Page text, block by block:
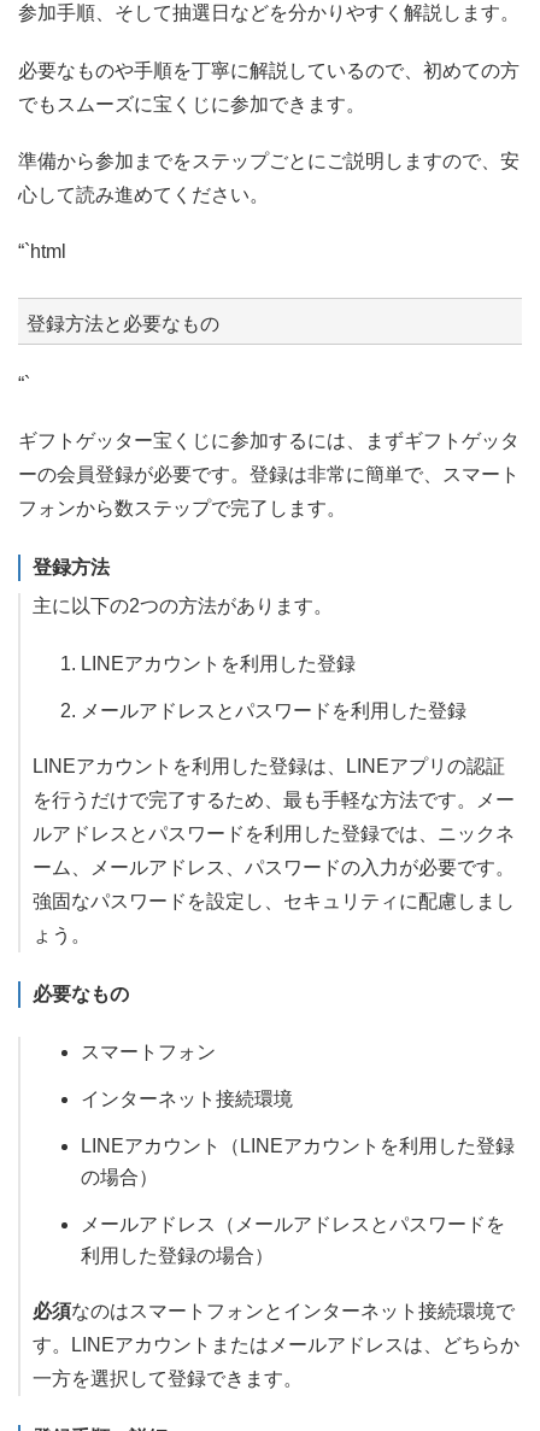
参加手順、そして抽選日などを分かりやすく解説します。
必要なものや手順を丁寧に解説しているので、初めての方
でもスムーズに宝くじに参加できます。
準備から参加までをステップごとにご説明しますので、安
心して読み進めてください。
“`html
登録方法と必要なもの
“`
ギフトゲッター宝くじに参加するには、まずギフトゲッタ
ーの会員登録が必要です。登録は非常に簡単で、スマート
フォンから数ステップで完了します。
登録方法
主に以下の2つの方法があります。
LINEアカウントを利用した登録
メールアドレスとパスワードを利用した登録
LINEアカウントを利用した登録は、LINEアプリの認証
を行うだけで完了するため、最も手軽な方法です。メー
ルアドレスとパスワードを利用した登録では、ニックネ
ーム、メールアドレス、パスワードの入力が必要です。
強固なパスワードを設定し、セキュリティに配慮しまし
ょう。
必要なもの
スマートフォン
インターネット接続環境
LINEアカウント（LINEアカウントを利用した登録
の場合）
メールアドレス（メールアドレスとパスワードを
利用した登録の場合）
必須なのはスマートフォンとインターネット接続環境で
す。LINEアカウントまたはメールアドレスは、どちらか
一方を選択して登録できます。